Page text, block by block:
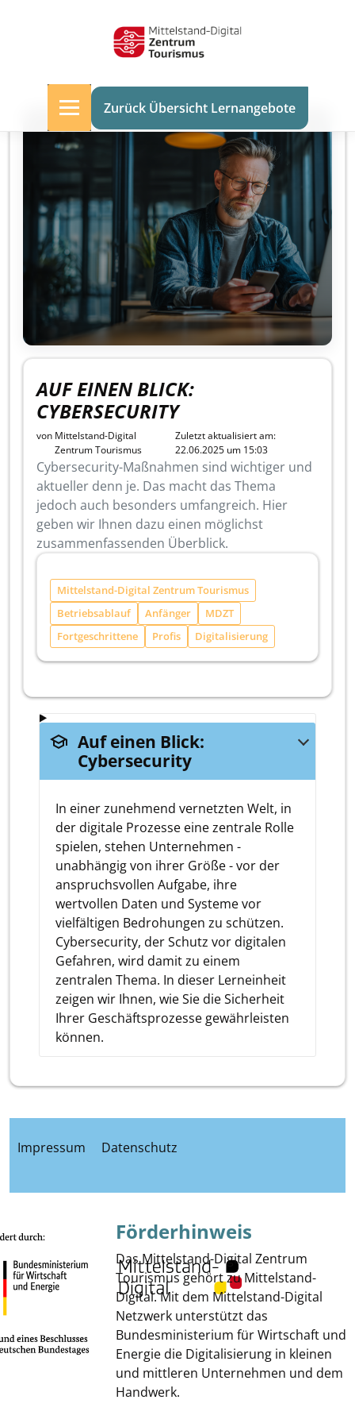
Zurück Übersicht Lernangebote
AUF EINEN BLICK:
CYBERSECURITY
von Mittelstand-Digital
Zentrum Tourismus
Zuletzt aktualisiert am:
22.06.2025 um 15:03
Cybersecurity-Maßnahmen sind wichtiger und
aktueller denn je. Das macht das Thema
jedoch auch besonders umfangreich. Hier
geben wir Ihnen dazu einen möglichst
zusammenfassenden Überblick.
Mittelstand-Digital Zentrum Tourismus
Betriebsablauf
Anfänger
MDZT
Fortgeschrittene
Profis Digitalisierung
school Auf einen Blick:
Cybersecurity
In einer zunehmend vernetzten Welt, in
der digitale Prozesse eine zentrale Rolle
spielen, stehen Unternehmen -
unabhängig von ihrer Größe - vor der
anspruchsvollen Aufgabe, ihre
wertvollen Daten und Systeme vor
vielfältigen Bedrohungen zu schützen.
Cybersecurity, der Schutz vor digitalen
Gefahren, wird damit zu einem
zentralen Thema. In dieser Lerneinheit
zeigen wir Ihnen, wie Sie die Sicherheit
Ihrer Geschäftsprozesse gewährleisten
können.
Impressum Datenschutz
Förderhinweis
Das Mittelstand-Digital Zentrum
Tourismus gehört zu Mittelstand-
Digital. Mit dem Mittelstand-Digital
Netzwerk unterstützt das
Bundesministerium für Wirtschaft und
Energie die Digitalisierung in kleinen
und mittleren Unternehmen und dem
Handwerk.